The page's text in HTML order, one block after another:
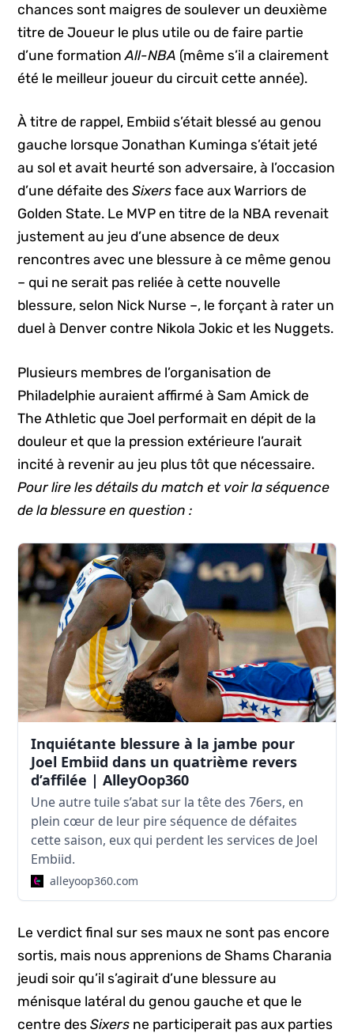
chances sont maigres de soulever un deuxième
titre de Joueur le plus utile ou de faire partie
d’une formationAll-NBA (même s’il a clairement
été le meilleur joueur du circuit cette année).
À titre de rappel, Embiid s’était blessé au genou
gauche lorsque Jonathan Kuminga s’était jeté
au sol et avait heurté son adversaire, à l’occasion
d’une défaite desSixersface aux Warriors de
Golden State. Le MVP en titre de la NBA revenait
justement au jeu d’une absence de deux
rencontres avec une blessure à ce même genou
– qui ne serait pas reliée à cette nouvelle
blessure, selon Nick Nurse –, le forçant à rater un
duel à Denver contre Nikola Jokic et les Nuggets.
Plusieurs membres de l’organisation de
Philadelphie auraient affirmé à Sam Amick de
The Athletic que Joel performait en dépit de la
douleur et que la pression extérieure l’aurait
incité à revenir au jeu plus tôt que nécessaire.
Pour lire les détails du match et voir la séquence
de la blessure en question :
Inquiétante blessure à la jambe pour
Joel Embiid dans un quatrième revers
d’affilée | AlleyOop360
Une autre tuile s’abat sur la tête des 76ers, en
plein cœur de leur pire séquence de défaites
cette saison, eux qui perdent les services de Joel
Embiid.
alleyoop360.com
Le verdict final sur ses maux ne sont pas encore
sortis, mais nous apprenions de Shams Charania
jeudi soir qu’il s’agirait d’une blessure au
ménisque latéral du genou gauche et que le
centre desSixers ne participerait pas aux parties